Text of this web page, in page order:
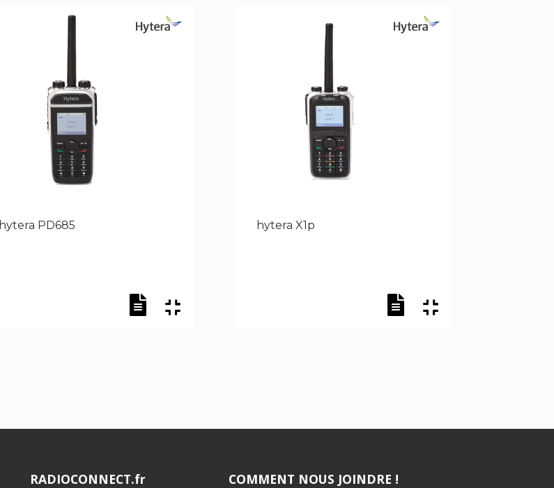
hytera PD685 hytera X1p
RADIOCONNECT.fr COMMENT NOUS JOINDRE !